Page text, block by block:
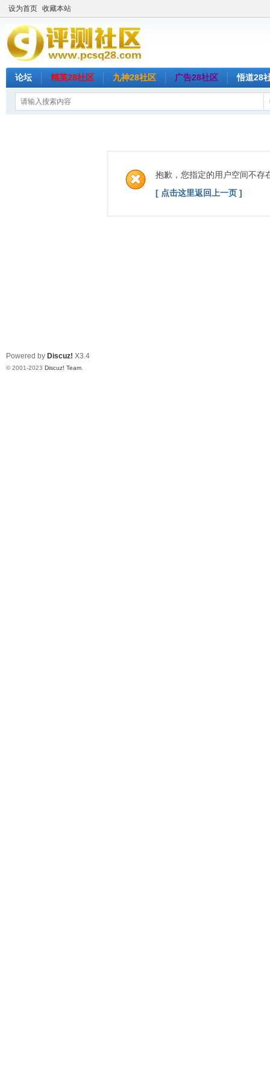
设为首页 收藏本站
论坛 精英28社区 九神28社区 广告28社区 悟道28
抱歉，您指定的用户空间不存
[ 点击这里返回上一页 ]
Powered by Discuz! X3.4
© 2001-2023 Discuz! Team